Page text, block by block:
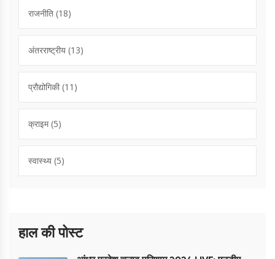
राजनीति (18)
अंतरराष्ट्रीय (13)
प्रौद्योगिकी(11)
क्राइम(5)
स्वास्थ्य (5)
हाल की पोस्ट